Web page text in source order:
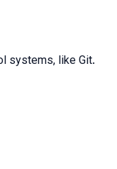
systems, like Git.